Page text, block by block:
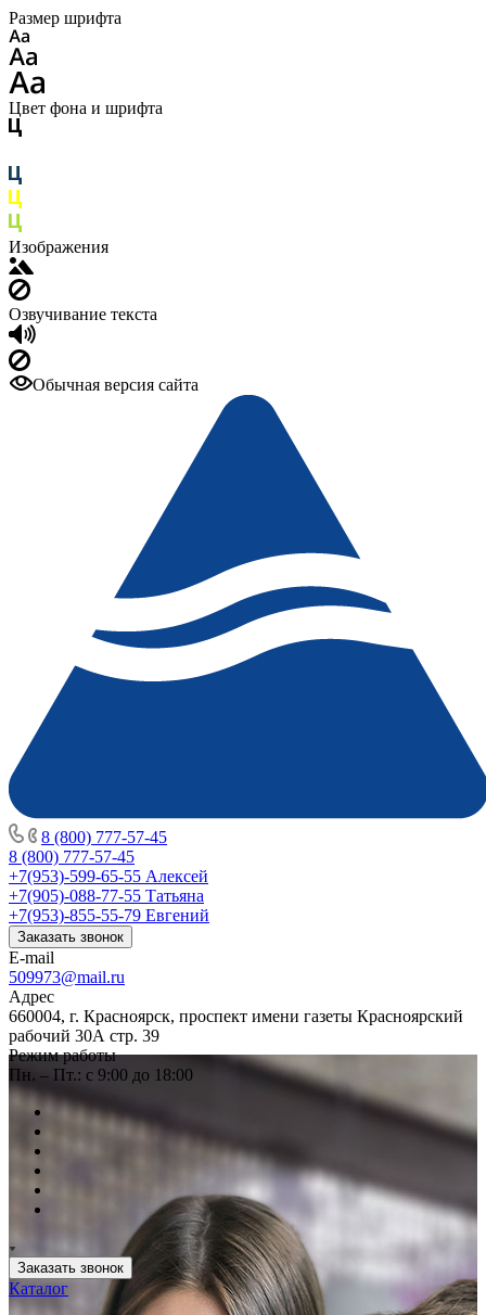
Размер шрифта
Цвет фона и шрифта
Изображения
Озвучивание текста
Обычная версия сайта
8 (800) 777-57-45
8 (800) 777-57-45
+7(953)-599-65-55 Алексей
+7(905)-088-77-55 Татьяна
+7(953)-855-55-79 Евгений
Заказать звонок
E-mail
509973@mail.ru
Адрес
660004, г. Красноярск, проспект имени газеты Красноярский
рабочий 30А стр. 39
Режим работы
Пн. – Пт.: с 9:00 до 18:00
Заказать звонок
Каталог